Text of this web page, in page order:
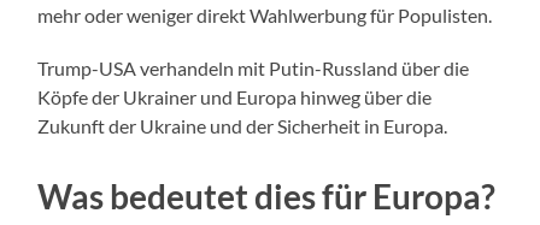
mehr oder weniger direkt Wahlwerbung für Populisten.
Trump-USA verhandeln mit Putin-Russland über die
Köpfe der Ukrainer und Europa hinweg über die
Zukunft der Ukraine und der Sicherheit in Europa.
Was bedeutet dies für Europa?